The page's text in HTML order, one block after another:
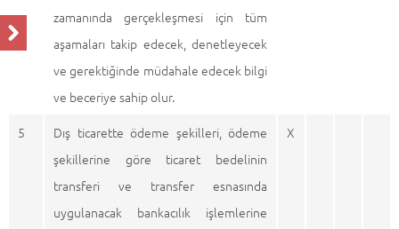
zamanında gerçekleşmesi için tüm
aşamaları takip edecek, denetleyecek
ve gerektiğinde müdahale edecek bilgi
ve beceriye sahip olur.
5
Dış ticarette ödeme şekilleri, ödeme
şekillerine göre ticaret bedelinin
transferi ve transfer esnasında
uygulanacak bankacılık işlemlerine
X